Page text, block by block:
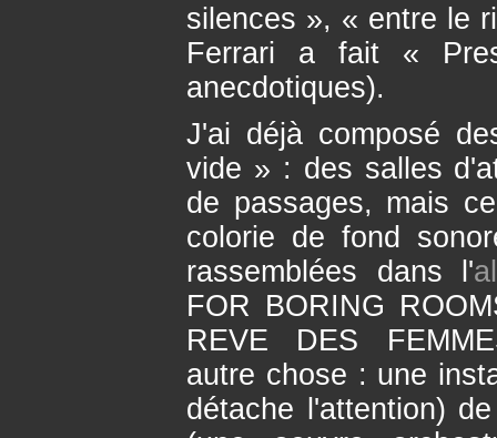
silences », « entre le
Ferrari a fait «
anecdotiques).
J'ai déjà composé
vide » : des salles
de passages, mais
colorie de fond
rassemblées dans l'
FOR BORING
REVE DES
autre chose : une
détache l'attention)